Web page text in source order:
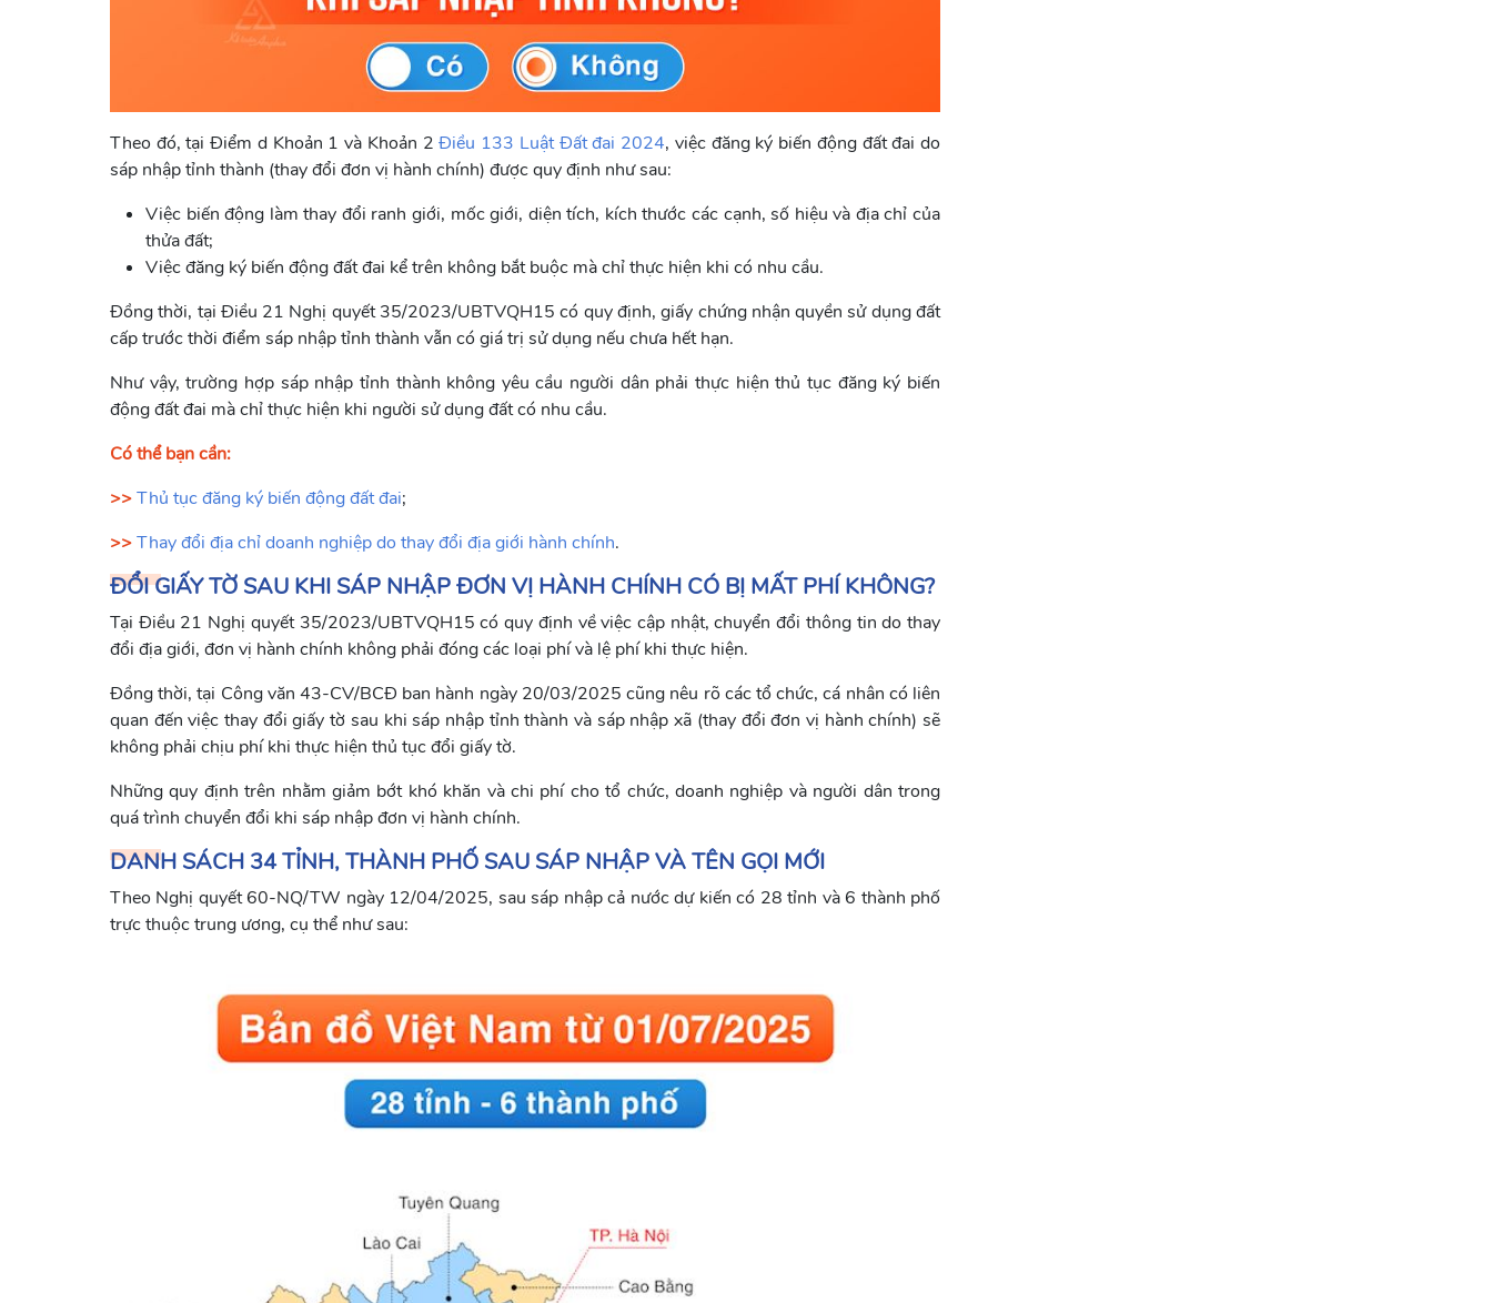
Theo đó, tại Điểm d Khoản 1 và Khoản 2Điều 133 Luật Đất đai 2024, việc đăng ký biến động đất đai do
sáp nhập tỉnh thành (thay đổi đơn vị hành chính) được quy định như sau:
Việc biến động làm thay đổi ranh giới, mốc giới, diện tích, kích thước các cạnh, số hiệu và địa chỉ của
thửa đất;
Việc đăng ký biến động đất đai kể trên không bắt buộc mà chỉ thực hiện khi có nhu cầu.
Đồng thời, tại Điều 21 Nghị quyết 35/2023/UBTVQH15 có quy định, giấy chứng nhận quyền sử dụng đất
cấp trước thời điểm sáp nhập tỉnh thành vẫn có giá trị sử dụng nếu chưa hết hạn.
Như vậy, trường hợp sáp nhập tỉnh thành không yêu cầu người dân phải thực hiện thủ tục đăng ký biến
động đất đai mà chỉ thực hiện khi người sử dụng đất có nhu cầu.
Có thể bạn cần:
>>Thủ tục đăng ký biến động đất đai;
>>Thay đổi địa chỉ doanh nghiệp do thay đổi địa giới hành chính.
ĐỔI GIẤY TỜ SAU KHI SÁP NHẬP ĐƠN VỊ HÀNH CHÍNH CÓ BỊ MẤT PHÍ KHÔNG?
Tại Điều 21 Nghị quyết 35/2023/UBTVQH15 có quy định về việc cập nhật, chuyển đổi thông tin do thay
đổi địa giới, đơn vị hành chính không phải đóng các loại phí và lệ phí khi thực hiện.
Đồng thời, tại Công văn 43-CV/BCĐ ban hành ngày 20/03/2025 cũng nêu rõ các tổ chức, cá nhân có liên
quan đến việc thay đổi giấy tờ sau khi sáp nhập tỉnh thành và sáp nhập xã (thay đổi đơn vị hành chính) sẽ
không phải chịu phí khi thực hiện thủ tục đổi giấy tờ.
Những quy định trên nhằm giảm bớt khó khăn và chi phí cho tổ chức, doanh nghiệp và người dân trong
quá trình chuyển đổi khi sáp nhập đơn vị hành chính.
DANH SÁCH 34 TỈNH, THÀNH PHỐ SAU SÁP NHẬP VÀ TÊN GỌI MỚI
Theo Nghị quyết 60-NQ/TW ngày 12/04/2025, sau sáp nhập cả nước dự kiến có 28 tỉnh và 6 thành phố
trực thuộc trung ương, cụ thể như sau: